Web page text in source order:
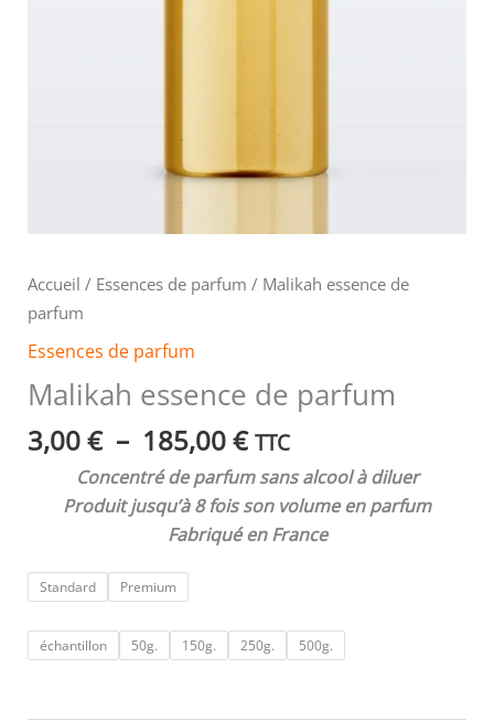
Accueil / Essences de parfum / Malikah essence de
parfum
Essences de parfum
Malikah essence de parfum
3,00€ – 185,00€ TTC
Concentré de parfum sans alcool à diluer
Produit jusqu’à 8 fois son volume en parfum
Fabriqué en France
Standard Premium
échantillon 50g. 150g. 250g. 500g.